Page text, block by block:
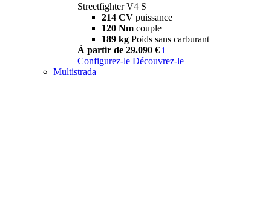
Streetfighter V4 S
214 CV puissance
120 Nm couple
189 kg Poids sans carburant
À partir de 29.090 € i
Configurez-le Découvrez-le
Multistrada